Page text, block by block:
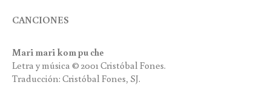
CANCIONES
Mari mari kom pu che
Letra y música © 2001 Cristóbal Fones.
Traducción: Cristóbal Fones, SJ.